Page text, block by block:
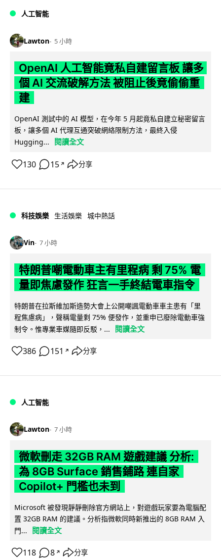
人工智能
Lawton 5 小時
OpenAI 人工智能竟私自建留言板 讓多
個 AI 交流破解方法 被阻止後竟偷偷重
建
OpenAI 測試中的 AI 模型，在今年 5 月起竟私自建立秘密留言
板，讓多個 AI 代理互通突破網絡限制方法，最終入侵
Hugging...
閱讀全文
130 15 ↗ 分享
科技娛樂 生活娛樂 城中熱話
Vin 7 小時
特朗普嘲電動車主有里程病 剩 75% 電
量即焦慮發作 狂言一手終結電車指令
特朗普在拉斯維加斯造勢大會上公開嘲諷電動車車主患有「里
程焦慮病」，聲稱電量剩 75% 便發作，並重申已廢除電動車強
制令。惟專業車媒隨即反駁，...
閱讀全文
386 151 ↗ 分享
人工智能
Lawton 7 小時
微軟刪走 32GB RAM 遊戲建議 分析:
為 8GB Surface 銷售鋪路 連自家
Copilot+ 門檻也未到
Microsoft 被發現靜靜刪除官方網站上，對遊戲玩家要為電腦配
置 32GB RAM 的建議。分析指微軟同時新推出的 8GB RAM 入
門...
閱讀全文
118 8 ↗ 分享